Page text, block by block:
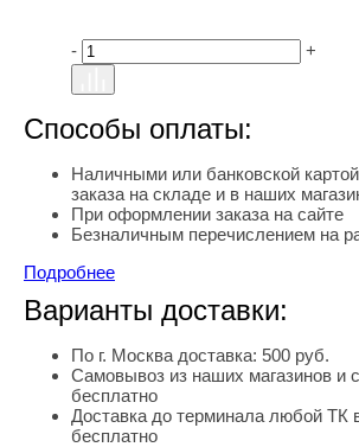
- +
Способы оплаты:
Наличными или банковской
заказа на складе и в наших
При оформлении заказа на сайте
Безналичным перечислением на
Подробнее
Варианты доставки:
По г. Москва доставка: 500 руб.
Самовывоз из наших магазинов и
бесплатно
Доставка до терминала любой ТК
бесплатно